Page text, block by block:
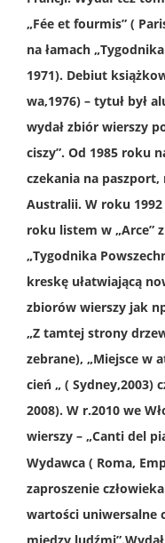
„Fée et fourmis” (
na łamach
1971). Debiut
wa,1976) – tytuł był
wydał zbiór wierszy
ciszy”. Od 1985 roku
czekania na
Australii. W roku
roku listem w „Arce”
„Tygodnika
kreskę ułatwiającą
zbiorów wierszy jak
„Z tamtej strony
zebrane), „Miejsce w
cień „ ( Sydney,2003)
2008). W r.2010 we
wierszy – „Canti del
Wydawca ( Roma,
zaproszenie
wartości uniwersalne